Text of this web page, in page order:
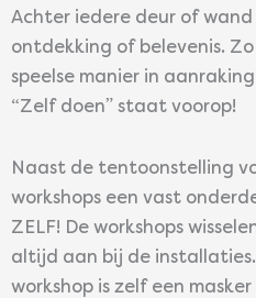
Achter iedere deur of
ontdekking of belevenis.
speelse manier in
“Zelf doen” staat voorop!
Naast de tentoonstelling
workshops een vast
ZELF! De workshops
altijd aan bij de
workshop is zelf een